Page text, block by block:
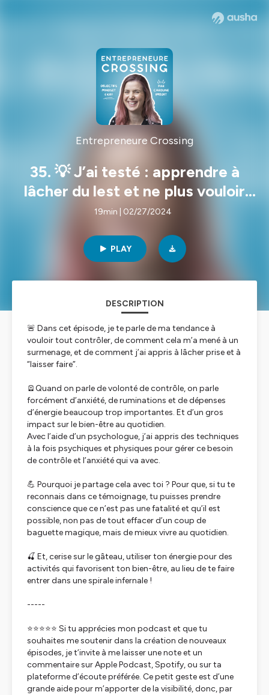
Entrepreneure Crossing
35. 💡 J’ai testé : apprendre à
lâcher du lest et ne plus vouloir
tout contrôler
19min | 02/27/2024
PLAY
DESCRIPTION
🚨 Dans cet épisode, je te parle de ma tendance à
vouloir tout contrôler, de comment cela m’a mené à un
surmenage, et de comment j’ai appris à lâcher prise et à
“laisser faire”.
🪫Quand on parle de volonté de contrôle, on parle
forcément d’anxiété, de ruminations et de dépenses
d’énergie beaucoup trop importantes. Et d’un gros
impact sur le bien-être au quotidien.
Avec l’aide d’un psychologue, j’ai appris des techniques
à la fois psychiques et physiques pour gérer ce besoin
de contrôle et l’anxiété qui va avec.
💪 Pourquoi je partage cela avec toi ? Pour que, si tu te
reconnais dans ce témoignage, tu puisses prendre
conscience que ce n’est pas une fatalité et qu’il est
possible, non pas de tout effacer d’un coup de
baguette magique, mais de mieux vivre au quotidien.
🍒 Et, cerise sur le gâteau, utiliser ton énergie pour des
activités qui favorisent ton bien-être, au lieu de te faire
entrer dans une spirale infernale !
-----
⭐⭐⭐⭐⭐ Si tu apprécies mon podcast et que tu
souhaites me soutenir dans la création de nouveaux
épisodes, je t’invite à me laisser une note et un
commentaire sur Apple Podcast, Spotify, ou sur ta
plateforme d’écoute préférée. Ce petit geste est d’une
grande aide pour m’apporter de la visibilité, donc, par